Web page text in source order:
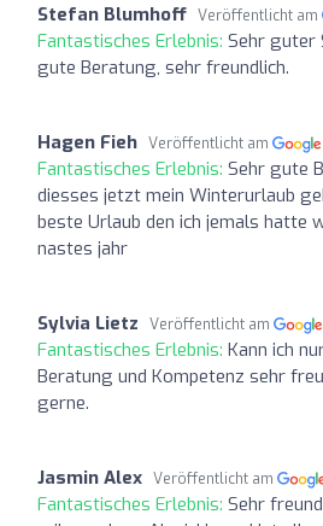
Stefan Blumhoff Veröffentlicht am
Fantastisches Erlebnis: Sehr guter
gute Beratung, sehr freundlich.
Hagen Fieh Veröffentlicht am
Fantastisches Erlebnis: Sehr gute
diesses jetzt mein Winterurlaub
beste Urlaub den ich jemals hatte
nastes jahr
Sylvia Lietz Veröffentlicht am
Fantastisches Erlebnis: Kann ich
Beratung und Kompetenz sehr
gerne.
Jasmin Alex Veröffentlicht am
Fantastisches Erlebnis: Sehr